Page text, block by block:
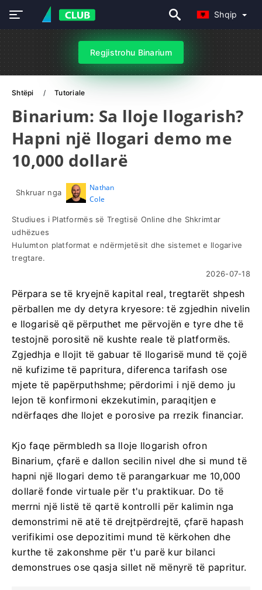
Shqip
Regjistrohu Binarium
Shtëpi Tutoriale
Binarium: Sa lloje llogarish?
Hapni një llogari demo me
10,000 dollarë
Shkruar nga
Nathan
Cole
Studiues i Platformës së Tregtisë Online dhe Shkrimtar
udhëzues
Hulumton platformat e ndërmjetësit dhe sistemet e llogarive
tregtare.
2026-07-18
Përpara se të kryejnë kapital real, tregtarët shpesh
përballen me dy detyra kryesore: të zgjedhin nivelin
e llogarisë që përputhet me përvojën e tyre dhe të
testojnë porositë në kushte reale të platformës.
Zgjedhja e llojit të gabuar të llogarisë mund të çojë
në kufizime të papritura, diferenca tarifash ose
mjete të papërputhshme; përdorimi i një demo ju
lejon të konfirmoni ekzekutimin, paraqitjen e
ndërfaqes dhe llojet e porosive pa rrezik financiar.
Kjo faqe përmbledh sa lloje llogarish ofron
Binarium, çfarë e dallon secilin nivel dhe si mund të
hapni një llogari demo të parangarkuar me 10,000
dollarë fonde virtuale për t'u praktikuar. Do të
merrni një listë të qartë kontrolli për kalimin nga
demonstrimi në atë të drejtpërdrejtë, çfarë hapash
verifikimi ose depozitimi mund të kërkohen dhe
kurthe të zakonshme për t'u parë kur bilanci
demonstrues ose qasja sillet në mënyrë të papritur.